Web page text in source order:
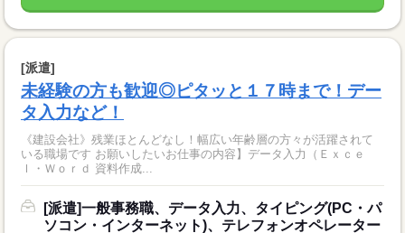
[派遣]
未経験の方も歓迎◎ピタッと１７時まで！デー
タ入力など！
《建設会社》残業ほとんどなし！幅広い年齢層の方々が活躍されて
いる職場です お願いしたいお仕事の内容】データ入力（Ｅｘｃｅ
ｌ・Ｗｏｒｄ 資料作成...
[派遣]一般事務職、データ入力、タイピング(PC・パ
ソコン・インターネット)、テレフォンオペレーター